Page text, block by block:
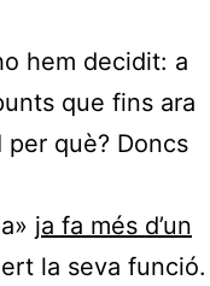
hem decidit: a
que fins ara
per què? Doncs
ja fa més d’un
la seva funció.